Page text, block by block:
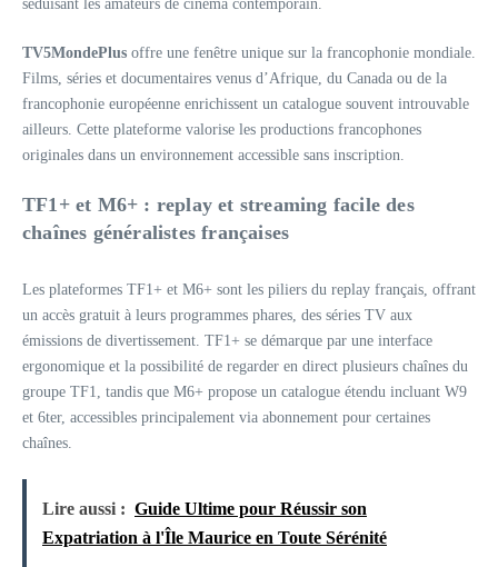
séduisant les amateurs de cinéma contemporain.
TV5MondePlus offre une fenêtre unique sur la francophonie mondiale.
Films, séries et documentaires venus d’Afrique, du Canada ou de la
francophonie européenne enrichissent un catalogue souvent introuvable
ailleurs. Cette plateforme valorise les productions francophones
originales dans un environnement accessible sans inscription.
TF1+ et M6+ : replay et streaming facile des
chaînes généralistes françaises
Les plateformes TF1+ et M6+ sont les piliers du replay français, offrant
un accès gratuit à leurs programmes phares, des séries TV aux
émissions de divertissement. TF1+ se démarque par une interface
ergonomique et la possibilité de regarder en direct plusieurs chaînes du
groupe TF1, tandis que M6+ propose un catalogue étendu incluant W9
et 6ter, accessibles principalement via abonnement pour certaines
chaînes.
Lire aussi : Guide Ultime pour Réussir son
Expatriation à l'Île Maurice en Toute Sérénité